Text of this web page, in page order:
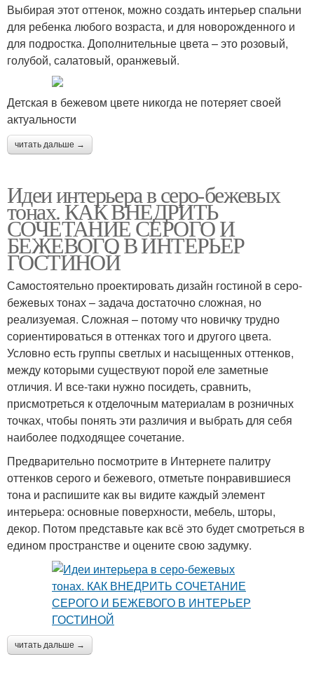
Выбирая этот оттенок, можно создать интерьер спальни
для ребенка любого возраста, и для новорожденного и
для подростка. Дополнительные цвета – это розовый,
голубой, салатовый, оранжевый.
Детская в бежевом цвете никогда не потеряет своей
актуальности
читать дальше →
Идеи интерьера в серо-бежевых
тонах. КАК ВНЕДРИТЬ
СОЧЕТАНИЕ СЕРОГО И
БЕЖЕВОГО В ИНТЕРЬЕР
ГОСТИНОЙ
Самостоятельно проектировать дизайн гостиной в серо-
бежевых тонах – задача достаточно сложная, но
реализуемая. Сложная – потому что новичку трудно
сориентироваться в оттенках того и другого цвета.
Условно есть группы светлых и насыщенных оттенков,
между которыми существуют порой еле заметные
отличия. И все-таки нужно посидеть, сравнить,
присмотреться к отделочным материалам в розничных
точках, чтобы понять эти различия и выбрать для себя
наиболее подходящее сочетание.
Предварительно посмотрите в Интернете палитру
оттенков серого и бежевого, отметьте понравившиеся
тона и распишите как вы видите каждый элемент
интерьера: основные поверхности, мебель, шторы,
декор. Потом представьте как всё это будет смотреться в
едином пространстве и оцените свою задумку.
читать дальше →